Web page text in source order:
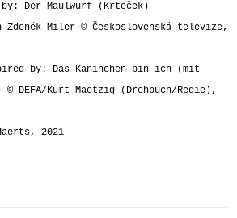
Der Maulwurf (Krteček) –
Miler © Československá televize,
by: Das Kaninchen bin ich (mit
DEFA/Kurt Maetzig (Drehbuch/Regie),
2021